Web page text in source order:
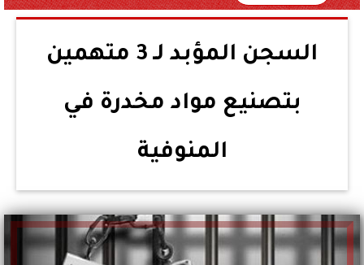
السجن المؤبد لـ 3 متهمين
بتصنيع مواد مخدرة في
المنوفية